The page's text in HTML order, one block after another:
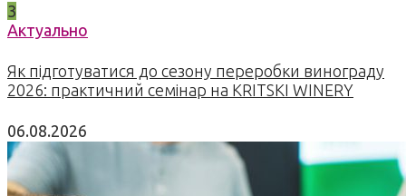
3
Актуально
Як підготуватися до сезону переробки винограду
2026: практичний семінар на KRITSKI WINERY
06.08.2026